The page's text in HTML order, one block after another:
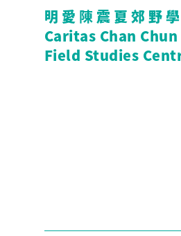
明愛陳震夏郊野
Caritas Chan Chun
Field Studies